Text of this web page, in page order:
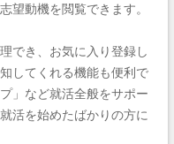
望動機を閲覧できます。
でき、お気に入り登録し
してくれる機能も便利で
」など就活全般をサポー
活を始めたばかりの方に